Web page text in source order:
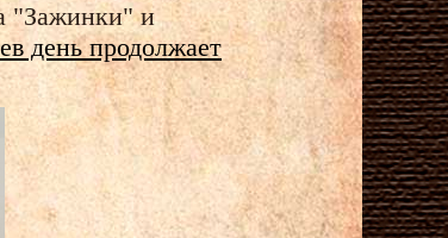
"Зажинки" и
день продолжает